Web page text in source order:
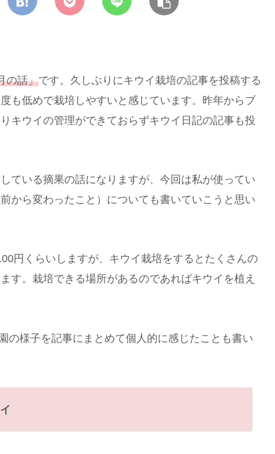
の話」です。久しぶりにキウイ栽培の記事を投稿する
も低めで栽培しやすいと感じています。昨年からブ
キウイの管理ができておらずキウイ日記の記事も投
ている摘果の話になりますが、今回は私が使ってい
から変わったこと）についても書いていこうと思い
円くらいしますが、キウイ栽培をするとたくさんの
す。栽培できる場所があるのであればキウイを植え
の様子を記事にまとめて個人的に感じたことも書い